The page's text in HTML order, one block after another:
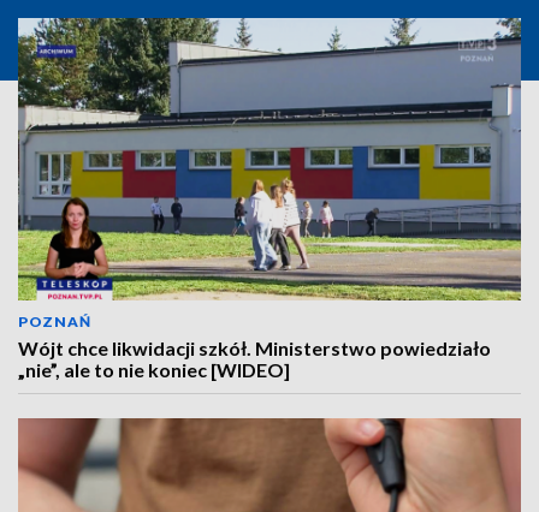
POZNAŃ
Wójt chce likwidacji szkół. Ministerstwo powiedziało
„nie”, ale to nie koniec [WIDEO]